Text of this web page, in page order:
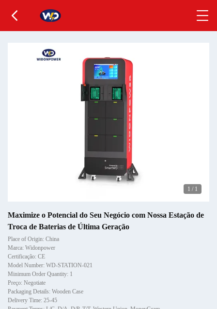
1 / 1
Maximize o Potencial do Seu Negócio com Nossa Estação de
Troca de Baterias de Última Geração
Place of Origin: China
Marca: Widonpower
Certificação: CE
Model Number: WD-STATION-021
Minimum Order Quantity: 1
Preço: Negotiate
Packaging Details: Wooden Case
Delivery Time: 25-45